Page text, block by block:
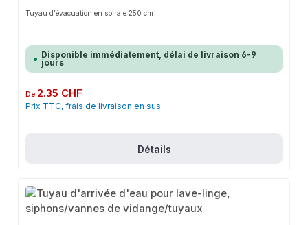
Tuyau d'évacuation en spirale 250 cm
Disponible immédiatement, délai de livraison 6-9
jours
Prix régulier :
De 2.35 CHF
Prix TTC, frais de livraison en sus
Détails